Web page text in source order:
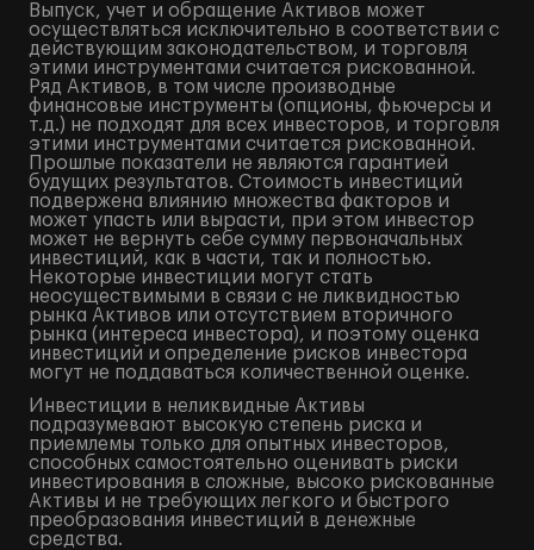
Выпуск, учет и обращение Активов может
осуществляться исключительно в соответствии с
действующим законодательством, и торговля
этими инструментами считается рискованной.
Ряд Активов, в том числе производные
финансовые инструменты (опционы, фьючерсы и
т.д.) не подходят для всех инвесторов, и торговля
этими инструментами считается рискованной.
Прошлые показатели не являются гарантией
будущих результатов. Стоимость инвестиций
подвержена влиянию множества факторов и
может упасть или вырасти, при этом инвестор
может не вернуть себе сумму первоначальных
инвестиций, как в части, так и полностью.
Некоторые инвестиции могут стать
неосуществимыми в связи с не ликвидностью
рынка Активов или отсутствием вторичного
рынка (интереса инвестора), и поэтому оценка
инвестиций и определение рисков инвестора
могут не поддаваться количественной оценке.
Инвестиции в неликвидные Активы
подразумевают высокую степень риска и
приемлемы только для опытных инвесторов,
способных самостоятельно оценивать риски
инвестирования в сложные, высоко рискованные
Активы и не требующих легкого и быстрого
преобразования инвестиций в денежные
средства.